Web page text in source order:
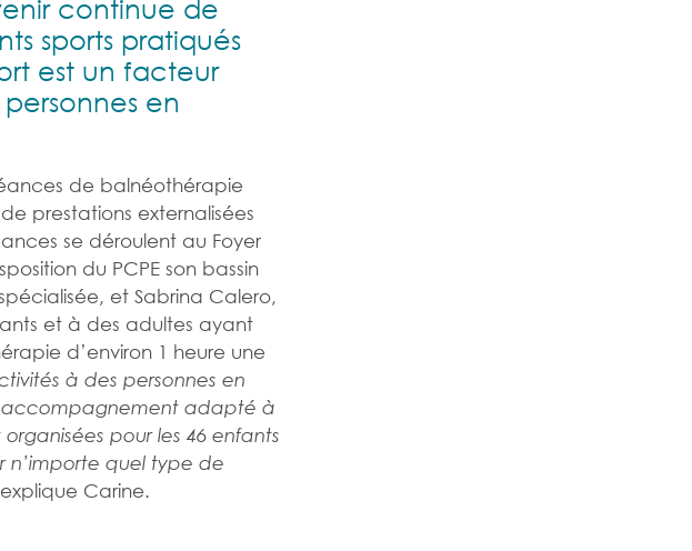
continue de
sports pratiqués
est un facteur
en
de balnéothérapie
prestations externalisées
se déroulent au Foyer
du PCPE son bassin
et Sabrina Calero,
et à des adultes ayant
d’environ 1 heure une
à des personnes en
adapté à
pour les 46 enfants
n’importe quel type de
explique Carine.